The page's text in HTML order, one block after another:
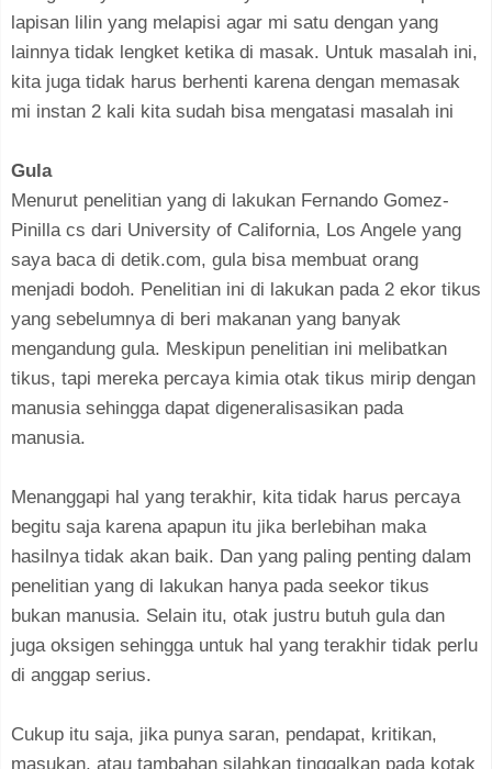
lapisan lilin yang melapisi agar mi satu dengan yang
lainnya tidak lengket ketika di masak. Untuk masalah ini,
kita juga tidak harus berhenti karena dengan memasak
mi instan 2 kali kita sudah bisa mengatasi masalah ini
Gula
Menurut penelitian yang di lakukan Fernando Gomez-
Pinilla cs dari University of California, Los Angele yang
saya baca di detik.com, gula bisa membuat orang
menjadi bodoh. Penelitian ini di lakukan pada 2 ekor tikus
yang sebelumnya di beri makanan yang banyak
mengandung gula. Meskipun penelitian ini melibatkan
tikus, tapi mereka percaya kimia otak tikus mirip dengan
manusia sehingga dapat digeneralisasikan pada
manusia.
Menanggapi hal yang terakhir, kita tidak harus percaya
begitu saja karena apapun itu jika berlebihan maka
hasilnya tidak akan baik. Dan yang paling penting dalam
penelitian yang di lakukan hanya pada seekor tikus
bukan manusia. Selain itu, otak justru butuh gula dan
juga oksigen sehingga untuk hal yang terakhir tidak perlu
di anggap serius.
Cukup itu saja, jika punya saran, pendapat, kritikan,
masukan, atau tambahan silahkan tinggalkan pada kotak